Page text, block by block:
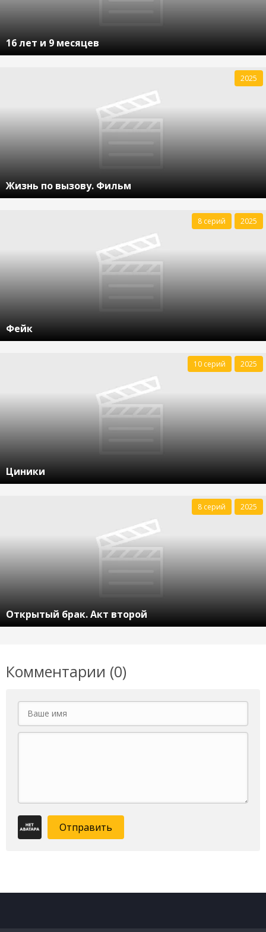
16 лет и 9 месяцев
Жизнь по вызову. Фильм
2025
Фейк
8 серий 2025
Циники
10 серий 2025
Открытый брак. Акт второй
8 серий 2025
Комментарии (0)
Отправить